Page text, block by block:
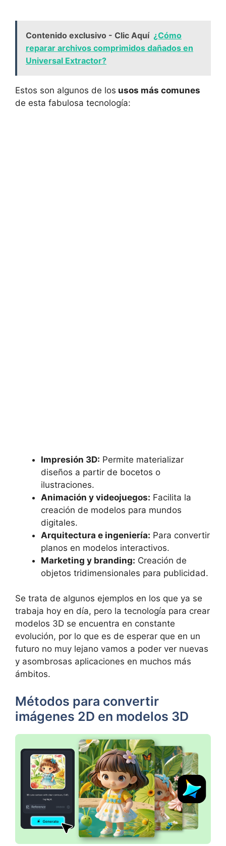
Contenido exclusivo - Clic Aquí ¿Cómo
reparar archivos comprimidos dañados en
Universal Extractor?
Estos son algunos de los usos más comunes
de esta fabulosa tecnología:
Impresión 3D: Permite materializar
diseños a partir de bocetos o
ilustraciones.
Animación y videojuegos: Facilita la
creación de modelos para mundos
digitales.
Arquitectura e ingeniería: Para convertir
planos en modelos interactivos.
Marketing y branding: Creación de
objetos tridimensionales para publicidad.
Se trata de algunos ejemplos en los que ya se
trabaja hoy en día, pero la tecnología para crear
modelos 3D se encuentra en constante
evolución, por lo que es de esperar que en un
futuro no muy lejano vamos a poder ver nuevas
y asombrosas aplicaciones en muchos más
ámbitos.
Métodos para convertir
imágenes 2D en modelos 3D